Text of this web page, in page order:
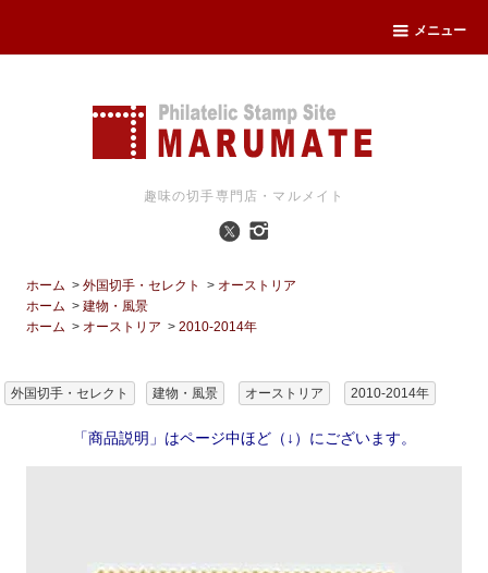
メニュー
趣味の切手専門店・マルメイト
ホーム >外国切手・セレクト > オーストリア
ホーム >建物・風景
ホーム > オーストリア >2010-2014年
外国切手・セレクト 建物・風景 オーストリア 2010-2014年
「商品説明」はページ中ほど（↓）にございます。